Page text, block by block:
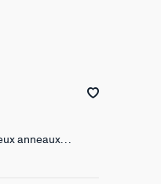
anneaux
de 30 mm